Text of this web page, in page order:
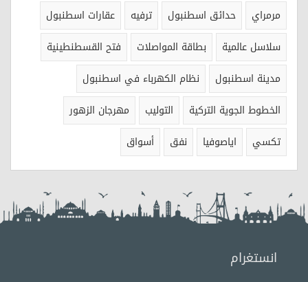
مرمراي
حدائق اسطنبول ترفيه
عقارات اسطنبول
سلاسل عالمية
بطاقة المواصلات
فتح القسطنطينية
مدينة اسطنبول
نظام الكهرباء في اسطنبول
الخطوط الجوية التركية
التوليب
مهرجان الزهور
تكسي
اياصوفيا نفق أسواق
انستغرام